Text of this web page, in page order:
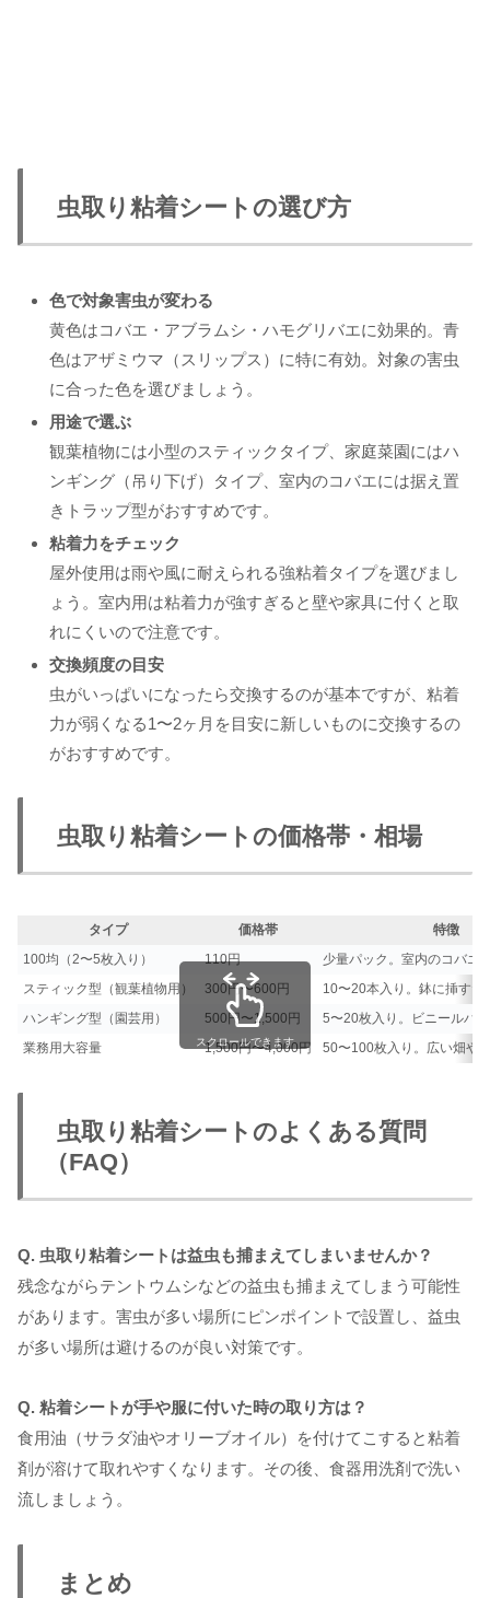
虫取り粘着シートの選び方
色で対象害虫が変わる
黄色はコバエ・アブラムシ・ハモグリバエに効果的。青
色はアザミウマ（スリップス）に特に有効。対象の害虫
に合った色を選びましょう。
用途で選ぶ
観葉植物には小型のスティックタイプ、家庭菜園にはハ
ンギング（吊り下げ）タイプ、室内のコバエには据え置
きトラップ型がおすすめです。
粘着力をチェック
屋外使用は雨や風に耐えられる強粘着タイプを選びまし
ょう。室内用は粘着力が強すぎると壁や家具に付くと取
れにくいので注意です。
交換頻度の目安
虫がいっぱいになったら交換するのが基本ですが、粘着
力が弱くなる1〜2ヶ月を目安に新しいものに交換するの
がおすすめです。
虫取り粘着シートの価格帯・相場
タイプ 価格帯
特徴
100均（2〜5枚入り）
110円
少量パック。室内のコバエ
スティック型（観葉植物用）
300円〜600円
10〜20本入り。鉢に挿すだ
ハンギング型（園芸用）
500円〜1,500円
5〜20枚入り。ビニールハ
業務用大容量
1,500円〜4,000円 50〜100枚入り。広い畑や
スクロールできます
虫取り粘着シートのよくある質問
（FAQ）
Q. 虫取り粘着シートは益虫も捕まえてしまいませんか？
残念ながらテントウムシなどの益虫も捕まえてしまう可能性
があります。害虫が多い場所にピンポイントで設置し、益虫
が多い場所は避けるのが良い対策です。
Q. 粘着シートが手や服に付いた時の取り方は？
食用油（サラダ油やオリーブオイル）を付けてこすると粘着
剤が溶けて取れやすくなります。その後、食器用洗剤で洗い
流しましょう。
まとめ